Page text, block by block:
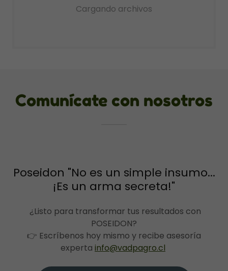
Cargando archivos
Comunícate con nosotros
Poseidon "No es un simple insumo...
¡Es un arma secreta!"
¿Listo para transformar tus resultados con
POSEIDON?
👉 Escríbenos hoy mismo y recibe asesoría
experta info@vadpagro.cl